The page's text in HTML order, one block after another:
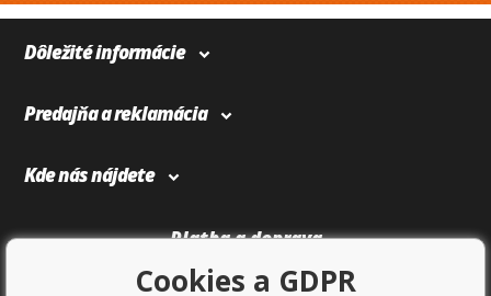
Dôležité informácie
Predajňa a reklamácia
Kde nás nájdete
Platba a doprava
Cookies a GDPR